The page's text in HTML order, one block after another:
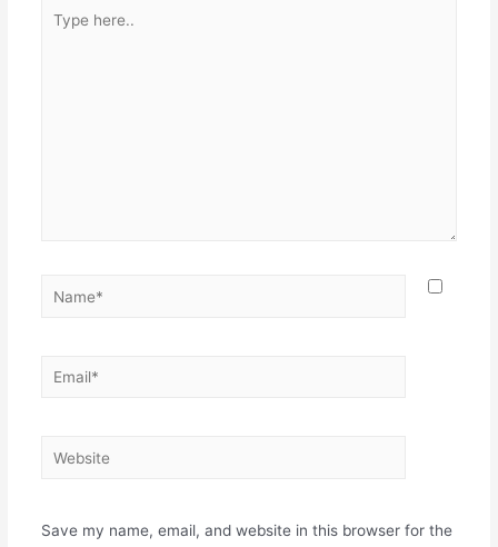
here..
Name*
Email*
Website
Save my name, email, and website in this browser for the